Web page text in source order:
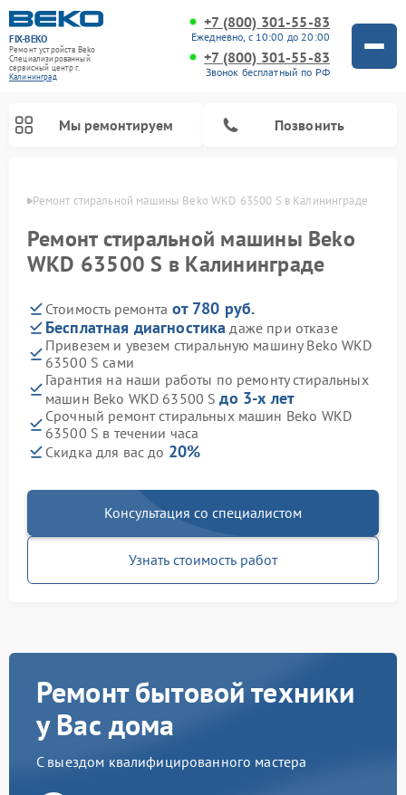
FIX-BEKO
Ремонт устройств Beko
Специализированный
cервисный центр г.
Калининград
+7 (800) 301-55-83
Ежедневно, с 10:00 до 20:00
+7 (800) 301-55-83
Звонок бесплатный по РФ
Мы ремонтируем Позвонить
Ремонт стиральной машины Beko WKD 63500 S в Калининграде
Ремонт стиральной машины Beko
WKD 63500 S в Калининграде
Стоимость ремонта от 780 руб.
Бесплатная диагностика даже при отказе
Привезем и увезем стиральную машину Beko WKD
63500 S сами
Гарантия на наши работы по ремонту стиральных
машин Beko WKD 63500 Sдо 3-х лет
Срочный ремонт стиральных машин Beko WKD
63500 S в течении часа
Скидка для вас до 20%
Консультация со специалистом
Узнать стоимость работ
Ремонт бытовой техники
у Вас дома
С выездом квалифицированного мастера